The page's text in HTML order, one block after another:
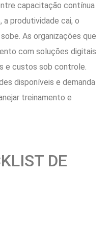
capacitação contínua
a produtividade cai, o
As organizações que
com soluções digitais
e custos sob controle.
disponíveis e demanda
treinamento e
DE